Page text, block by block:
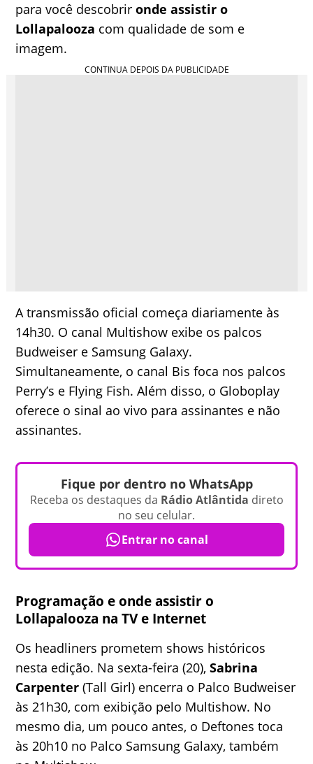
para você descobrironde assistir o
Lollapalooza com qualidade de som e
imagem.
A transmissão oficial começa diariamente às
14h30. O canal Multishow exibe os palcos
Budweiser e Samsung Galaxy.
Simultaneamente, o canal Bis foca nos palcos
Perry’s e Flying Fish. Além disso, o Globoplay
oferece o sinal ao vivo para assinantes e não
assinantes.
Fique por dentro no WhatsApp
Receba os destaques da Rádio Atlântida direto
no seu celular.
Entrar no canal
Programação e onde assistir o
Lollapalooza na TV e Internet
Os headliners prometem shows históricos
nesta edição. Na sexta-feira (20),Sabrina
Carpenter (Tall Girl) encerra o Palco Budweiser
às 21h30, com exibição pelo Multishow. No
mesmo dia, um pouco antes, o Deftones toca
às 20h10 no Palco Samsung Galaxy, também